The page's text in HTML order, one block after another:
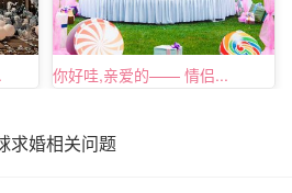
你好哇,亲爱的—— 情侣...
求婚相关问题